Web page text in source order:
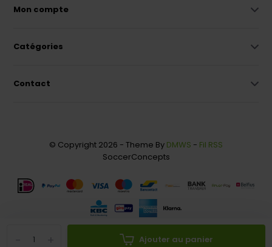
Ajouter au panier
Mon compte
Catégories
Contact
© Copyright 2026 - Theme By DMWS - Fil RSS
SoccerConcepts